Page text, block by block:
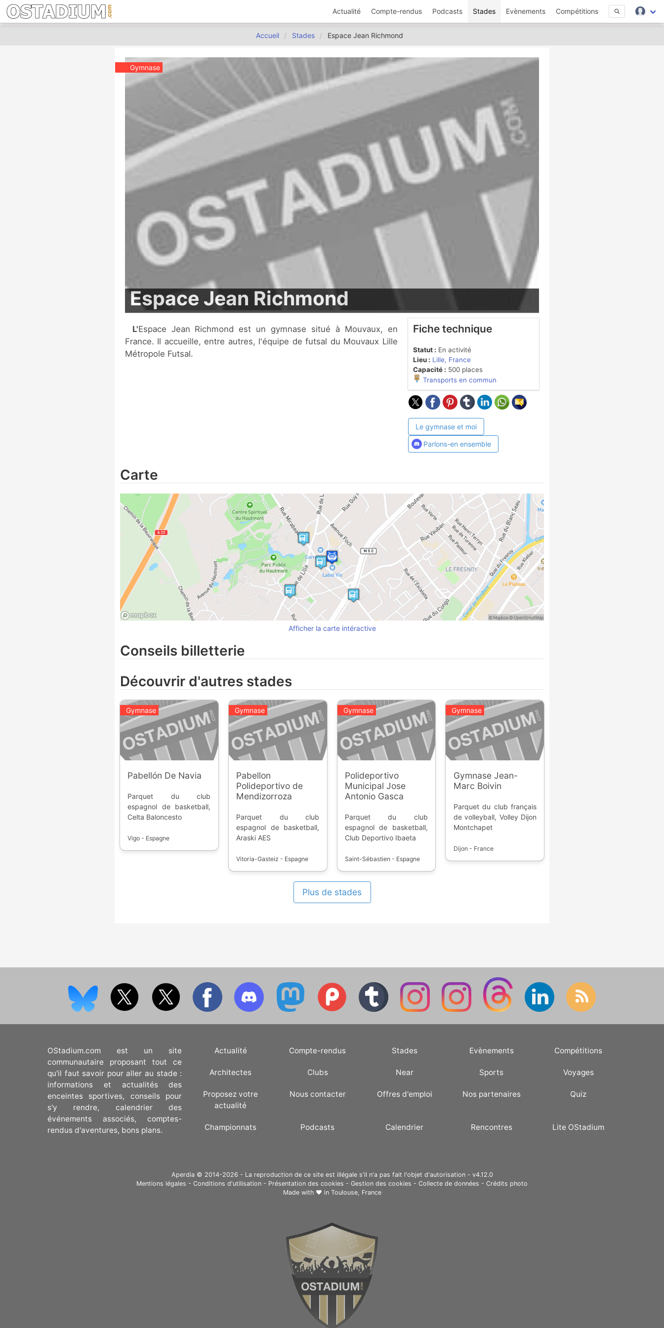
Actualité Compte-rendus Podcasts Stades Evènements Compétitions
Accueil Stades Espace Jean Richmond
Gymnase
Espace Jean Richmond
L'Espace Jean Richmond est un gymnase situé à Mouvaux, en
France. Il accueille, entre autres, l'équipe de futsal du Mouvaux Lille
Métropole Futsal.
Fiche technique
Statut : En activité
Lieu : Lille, France
Capacité : 500 places
Transports en commun
Le gymnase et moi
Parlons-en ensemble
Carte
Afficher la carte intéractive
Conseils billetterie
Découvrir d'autres stades
Gymnase
Pabellón De Navia
Parquet du club
espagnol de basketball,
Celta Baloncesto
Vigo - Espagne
Gymnase
Pabellon
Polideportivo de
Mendizorroza
Parquet du club
espagnol de basketball,
Araski AES
Vitoria-Gasteiz - Espagne
Gymnase
Polideportivo
Municipal Jose
Antonio Gasca
Parquet du club
espagnol de basketball,
Club Deportivo Ibaeta
Saint-Sébastien - Espagne
Gymnase
Gymnase Jean-
Marc Boivin
Parquet du club français
de volleyball, Volley Dijon
Montchapet
Dijon - France
Plus de stades
OStadium.com est un site
communautaire proposant tout ce
qu'il faut savoir pour aller au stade :
informations et actualités des
enceintes sportives, conseils pour
s'y rendre, calendrier des
événements associés, comptes-
rendus d'aventures, bons plans.
Actualité Compte-rendus Stades Evènements Compétitions
Architectes Clubs Near Sports Voyages
Proposez votre
actualité
Nous contacter Offres d'emploi Nos partenaires Quiz
Championnats Podcasts Calendrier Rencontres Lite OStadium
Aperdia © 2014-2026 - La reproduction de ce site est illégale s'il n'a pas fait l'objet d'autorisation - v4.12.0
Mentions légales - Conditions d'utilisation - Présentation des cookies - Gestion des cookies - Collecte de données - Crédits photo
Made with ❤ in Toulouse, France